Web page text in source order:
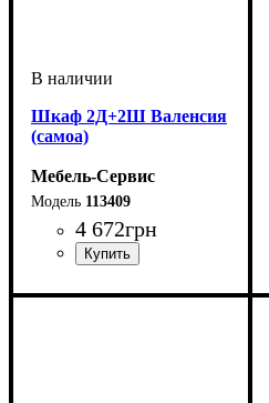
Шкаф 2Д+2Ш Валенсия
(самоа)
Мебель-Сервис
113409
4 672грн